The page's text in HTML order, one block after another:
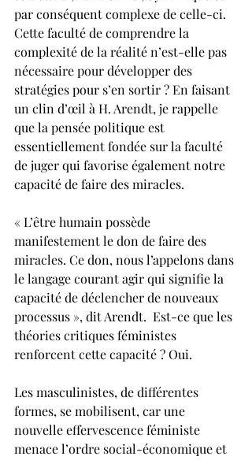
par conséquent complexe de celle-ci.
Cette faculté de comprendre la
complexité de la réalité n’est-elle pas
nécessaire pour développer des
stratégies pour s’en sortir ? En faisant
un clin d’œil à H. Arendt, je rappelle
que la pensée politique est
essentiellement fondée sur la faculté
de juger qui favorise également notre
capacité de faire des miracles.
« L’être humain possède
manifestement le don de faire des
miracles. Ce don, nous l’appelons dans
le langage courant agir qui signifie la
capacité de déclencher de nouveaux
processus », dit Arendt.  Est-ce que les
théories critiques féministes
renforcent cette capacité ? Oui.
Les masculinistes, de différentes
formes, se mobilisent, car une
nouvelle effervescence féministe
menace l’ordre social-économique et